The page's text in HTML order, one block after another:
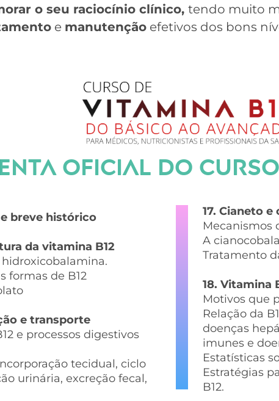
o seu raciocínio clínico, tendo muito
e manutençãoefetivos dos bons
OFICIAL DO
breve histórico
da vitamina B12
formas de B12
e transporte
e processos digestivos
tecidual, ciclo
urinária, excreção fecal,
17. Cianeto
Mecanismos
A
Tratamento
18. Vitamina
Motivos que
Relação da
doenças
imunes e
Estatísticas
Estratégias
B12.